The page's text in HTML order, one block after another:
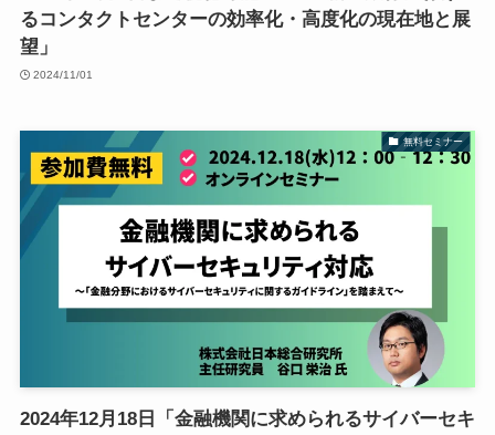
るコンタクトセンターの効率化・高度化の現在地と展
望」
2024/11/01
無料セミナー
2024年12月18日「金融機関に求められるサイバーセキ